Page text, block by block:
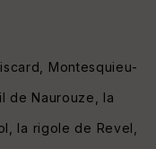
Montesquieu-
de Naurouze, la
la rigole de Revel,